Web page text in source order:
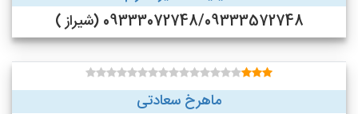
09333072748/09333572748 (شیراز )
ماهرخ سعادتی